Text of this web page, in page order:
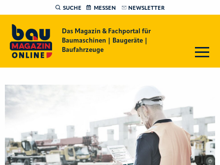
SUCHE MESSEN NEWSLETTER
Das Magazin & Fachportal für
Baumaschinen | Baugeräte |
Baufahrzeuge